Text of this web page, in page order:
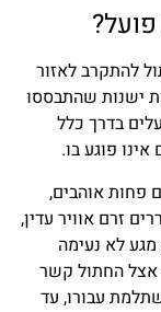
להתקרב לאזור
ישנות שהתבססו
בדרך כלל
פוגע בו.
פחות אוהבים,
זרם אוויר עדין,
לא נעימה
אצל החתול קשר
עבורו, עד